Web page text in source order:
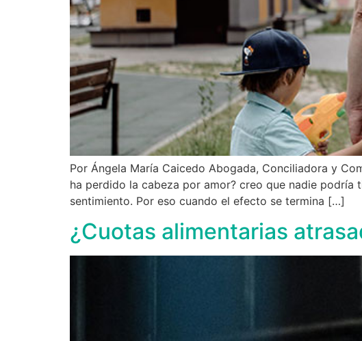
Por Ángela María Caicedo Abogada, Conciliadora y
ha perdido la cabeza por amor? creo que nadie
sentimiento. Por eso cuando el efecto se termina […]
¿Cuotas alimentarias